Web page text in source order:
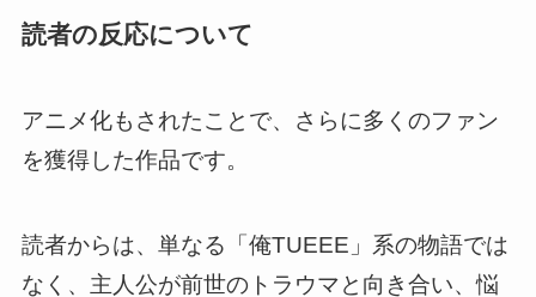
読者の反応について
アニメ化もされたことで、さらに多くのファン
を獲得した作品です。
読者からは、単なる「俺TUEEE」系の物語では
なく、主人公が前世のトラウマと向き合い、悩